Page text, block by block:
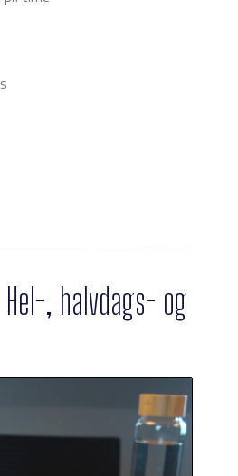
, halvdags- og